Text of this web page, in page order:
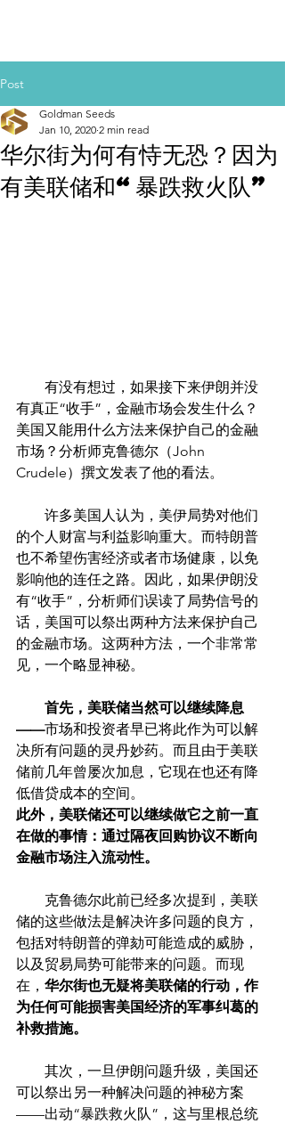
Post
华尔街为何有恃无恐？因为
有美联储和“暴跌救火队”
Goldman Seeds
Jan 10, 2020 2 min read
有真正“收手”，金融市场会发生什么？
美国又能用什么方法来保护自己的金融
市场？分析师克鲁德尔（John
Crudele）撰文发表了他的看法。
许多美国人认为，美伊局势对他们
的个人财富与利益影响重大。而特朗普
也不希望伤害经济或者市场健康，以免
影响他的连任之路。因此，如果伊朗没
有“收手”，分析师们误读了局势信号的
话，美国可以祭出两种方法来保护自己
的金融市场。这两种方法，一个非常常
见，一个略显神秘。
——市场和投资者早已将此作为可以解
决所有问题的灵丹妙药。而且由于美联
储前几年曾屡次加息，它现在也还有降
低借贷成本的空间。
此外，美联储还可以继续做它之前一直
在做的事情：通过隔夜回购协议不断向
金融市场注入流动性。
克鲁德尔此前已经多次提到，美联
储的这些做法是解决许多问题的良方，
包括对特朗普的弹劾可能造成的威胁，
以及贸易局势可能带来的问题。而现
在， 华尔街也无疑将美联储的行动，作
为任何可能损害美国经济的军事纠葛的
补救措施。
其次，一旦伊朗问题升级，美国还
可以祭出另一种解决问题的神秘方案
——出动“暴跌救火队”，这与里根总统